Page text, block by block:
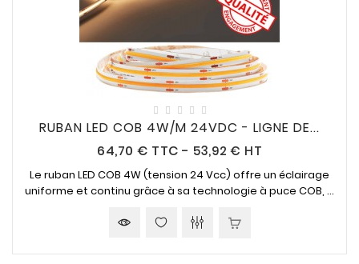
RUBAN LED COB 4W/M 24VDC - LIGNE DE...
64,70 € Prix
TTC - 53,92 € HT
Le ruban LED COB 4W (tension 24 Vcc) offre un éclairage
uniforme et continu grâce à sa technologie à puce COB, ...